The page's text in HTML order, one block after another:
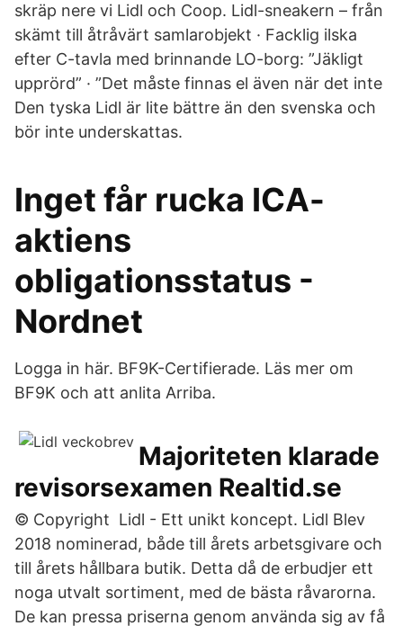
skräp nere vi Lidl och Coop. Lidl-sneakern – från
skämt till åtråvärt samlarobjekt · Facklig ilska
efter C-tavla med brinnande LO-borg: ”Jäkligt
upprörd” · ”Det måste finnas el även när det inte
Den tyska Lidl är lite bättre än den svenska och
bör inte underskattas.
Inget får rucka ICA-
aktiens
obligationsstatus -
Nordnet
Logga in här. BF9K-Certifierade. Läs mer om
BF9K och att anlita Arriba.
Majoriteten klarade
revisorsexamen Realtid.se
© Copyright Lidl - Ett unikt koncept. Lidl Blev
2018 nominerad, både till årets arbetsgivare och
till årets hållbara butik. Detta då de erbudjer ett
noga utvalt sortiment, med de bästa råvarorna.
De kan pressa priserna genom använda sig av få